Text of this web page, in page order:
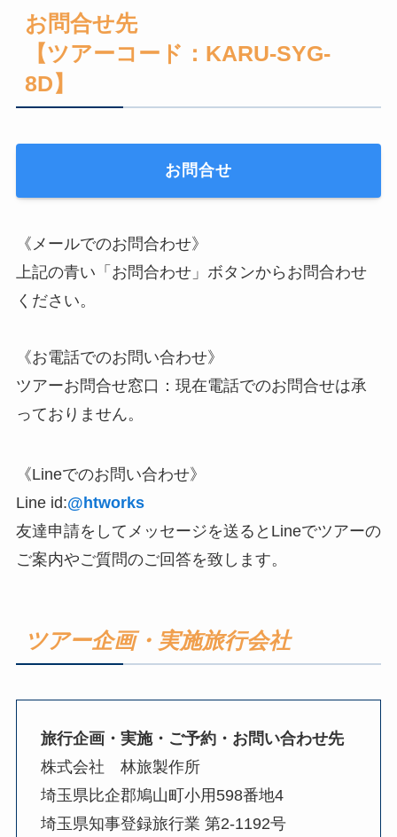
お問合せ先
【ツアーコード：KARU-SYG-
8D】
お問合せ
《メールでのお問合わせ》
上記の青い「お問合わせ」ボタンからお問合わせ
ください。
《お電話でのお問い合わせ》
ツアーお問合せ窓口：現在電話でのお問合せは承
っておりません。
《Lineでのお問い合わせ》
Line id:@htworks
友達申請をしてメッセージを送るとLineでツアーの
ご案内やご質問のご回答を致します。
ツアー企画・実施旅行会社
旅行企画・実施・ご予約・お問い合わせ先
株式会社 林旅製作所
埼玉県比企郡鳩山町小用598番地4
埼玉県知事登録旅行業 第2-1192号